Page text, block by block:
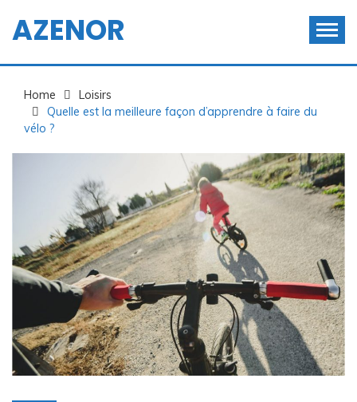
AZENOR
Home
Loisirs
Quelle est la meilleure façon d’apprendre à faire du
vélo ?